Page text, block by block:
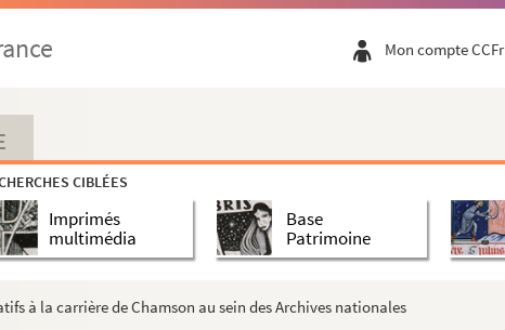
Mon compte CCFr
CIBLÉES
Imprimés
multimédia
Base
Patrimoine
à la carrière de Chamson au sein des Archives nationales